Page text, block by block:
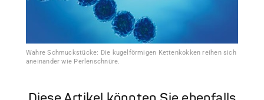
Wahre Schmuckstücke: Die kugelförmigen Kettenkokken reihen sich
aneinander wie Perlenschnüre.